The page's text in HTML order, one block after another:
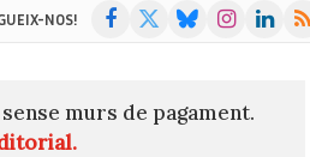
NOS! Facebook BlueskyInstagramLinkedIn
RSS
murs de pagament.